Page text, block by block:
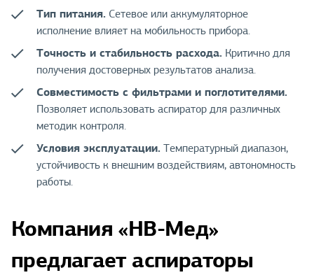
Тип питания. Сетевое или аккумуляторное
исполнение влияет на мобильность прибора.
Точность и стабильность расхода. Критично для
получения достоверных результатов анализа.
Совместимость с фильтрами и поглотителями.
Позволяет использовать аспиратор для различных
методик контроля.
Условия эксплуатации. Температурный диапазон,
устойчивость к внешним воздействиям, автономность
работы.
Компания «НВ-Мед»
предлагает аспираторы